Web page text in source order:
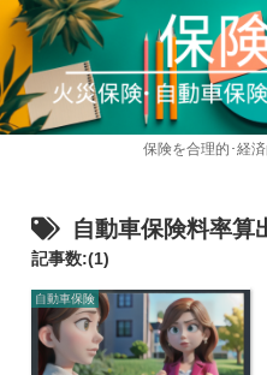
保険を合理的･経
自動車保険料率算
記事数:(1)
自動車保険